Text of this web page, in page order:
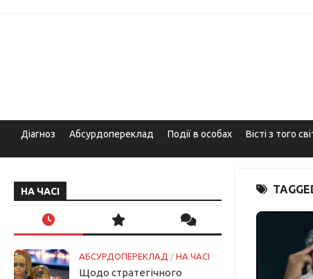
Діагноз Абсурдопереклад Події в особах Вісті з того
НА ЧАСІ
АБСУРДОПЕРЕКЛАД / НА ЧАСІ
Щодо стратегічного